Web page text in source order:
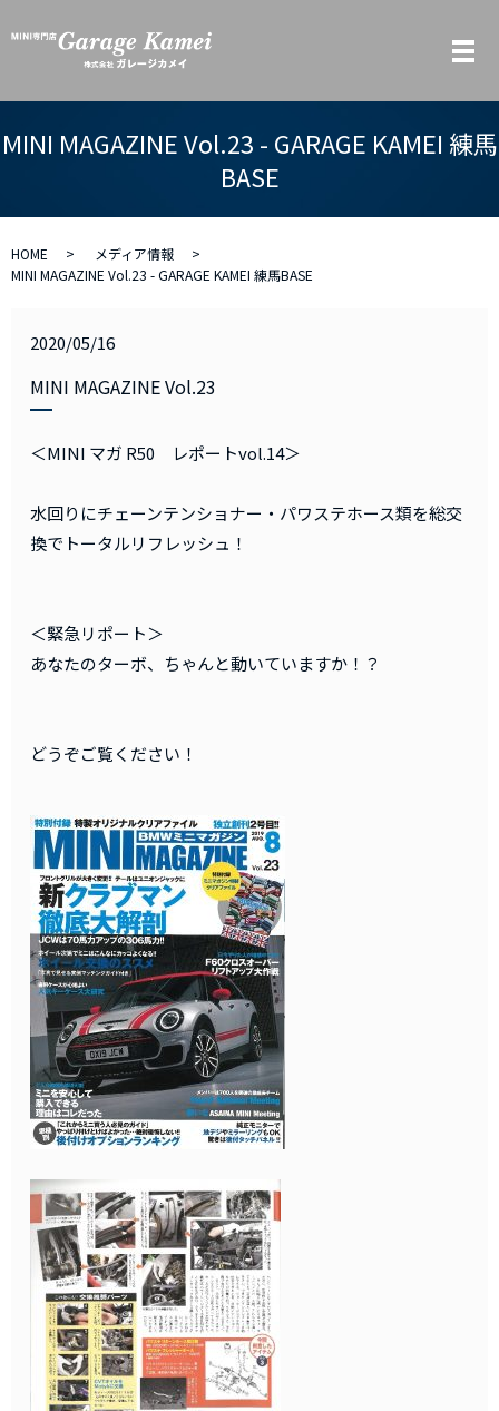
メ
MINI MAGAZINE Vol.23 - GARAGE KAMEI 練馬
BASE
HOME
メディア情報
MINI MAGAZINE Vol.23 - GARAGE KAMEI 練馬BASE
2020/05/16
MINI MAGAZINE Vol.23
＜MINI マガ R50 レポートvol.14＞
水回りにチェーンテンショナー・パワステホース類を総交
換でトータルリフレッシュ！
＜緊急リポート＞
あなたのターボ、ちゃんと動いていますか！？
どうぞご覧ください！